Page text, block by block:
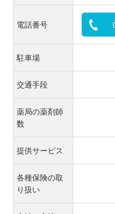
電話番号
駐車場
交通手段
薬局の薬剤師
数
提供サービス
各種保険の取
り扱い